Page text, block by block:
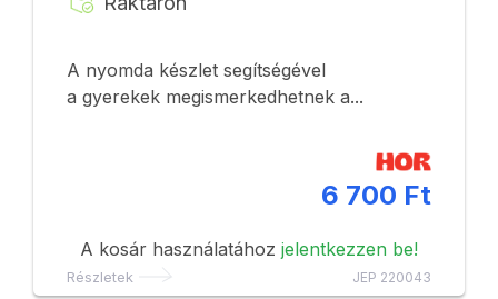
A nyomda készlet segítségével
a gyerekek megismerkedhetnek a...
6 700 Ft
A kosár használatához jelentkezzen be!
Részletek JEP 220043